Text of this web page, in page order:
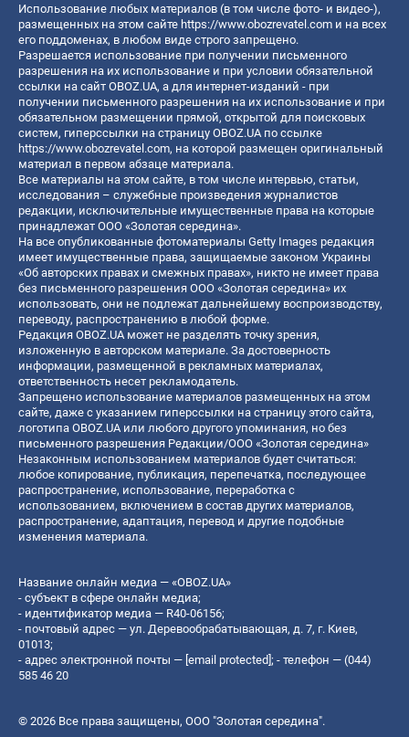
Использование любых материалов (в том числе фото- и видео-),
размещенных на этом сайте https://www.obozrevatel.com и на всех
его поддоменах, в любом виде строго запрещено.
Разрешается использование при получении письменного
разрешения на их использование и при условии обязательной
ссылки на сайт OBOZ.UA, а для интернет-изданий - при
получении письменного разрешения на их использование и при
обязательном размещении прямой, открытой для поисковых
систем, гиперссылки на страницу OBOZ.UA по ссылке
https://www.obozrevatel.com, на которой размещен оригинальный
материал в первом абзаце материала.
Все материалы на этом сайте, в том числе интервью, статьи,
исследования – служебные произведения журналистов
редакции, исключительные имущественные права на которые
принадлежат ООО «Золотая середина».
На все опубликованные фотоматериалы Getty Images редакция
имеет имущественные права, защищаемые законом Украины
«Об авторских правах и смежных правах», никто не имеет права
без письменного разрешения ООО «Золотая середина» их
использовать, они не подлежат дальнейшему воспроизводству,
переводу, распространению в любой форме.
Редакция OBOZ.UA может не разделять точку зрения,
изложенную в авторском материале. За достоверность
информации, размещенной в рекламных материалах,
ответственность несет рекламодатель.
Запрещено использование материалов размещенных на этом
сайте, даже с указанием гиперссылки на страницу этого сайта,
логотипа OBOZ.UA или любого другого упоминания, но без
письменного разрешения Редакции/ООО «Золотая середина»
Незаконным использованием материалов будет считаться:
любое копирование, публикация, перепечатка, последующее
распространение, использование, переработка с
использованием, включением в состав других материалов,
распространение, адаптация, перевод и другие подобные
изменения материала.
Название онлайн медиа — «OBOZ.UA»
- субъект в сфере онлайн медиа;
- идентификатор медиа — R40-06156;
- почтовый адрес — ул. Деревообрабатывающая, д. 7, г. Киев,
01013;
- адрес электронной почты — [email protected]; - телефон — (044)
585 46 20
© 2026 Все права защищены, ООО "Золотая середина".